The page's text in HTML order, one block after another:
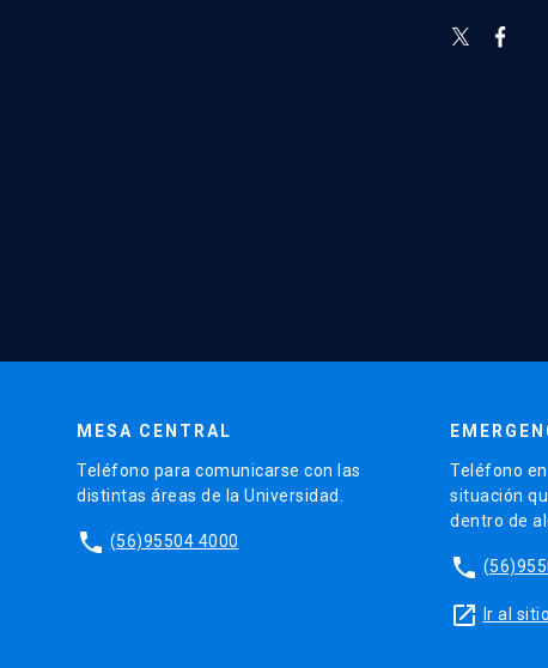
MESA CENTRAL
Teléfono para comunicarse con las
distintas áreas de la Universidad.
phone (56)95504 4000
Teléfono
situación
dentro de
phone
launch Ir al